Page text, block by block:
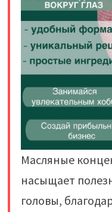
Масляные
насыщает
головы,